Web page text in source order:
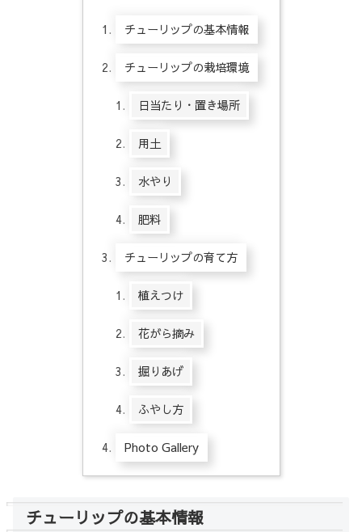
チューリップの基本情報
チューリップの栽培環境
日当たり・置き場所
用土
水やり
肥料
チューリップの育て方
植えつけ
花がら摘み
掘りあげ
ふやし方
Photo Gallery
チューリップの基本情報